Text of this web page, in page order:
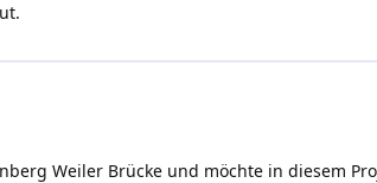
Weiler Brücke und möchte in diesem